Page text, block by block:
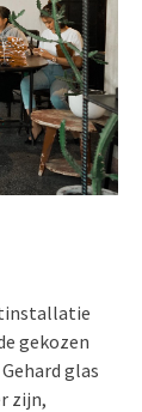
gekozen
glas
zijn,